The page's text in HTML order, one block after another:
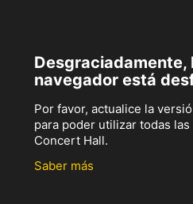
Desgraciadamente,
navegador está
Por favor, actualice la
para poder utilizar todas
Concert Hall.
Saber más